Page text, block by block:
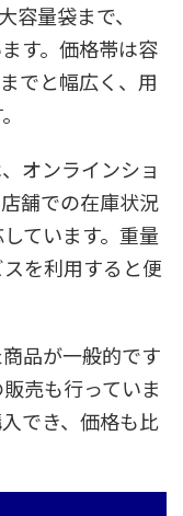
量袋まで、
す。価格帯は容
でと幅広く、用
オンラインショ
舗での在庫状況
ています。重量
を利用すると便
品が一般的です
売も行っていま
でき、価格も比